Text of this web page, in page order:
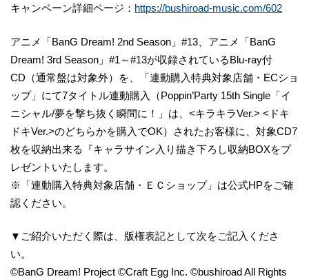
キャンペーン詳細ページ： https://bushiroad-music.com/602
アニメ「BanG Dream! 2nd Season」#13、アニメ「BanG
Dream! 3rd Season」#1～#13が収録されているBlu-ray付
CD（通常盤は対象外）を、「連動購入特典対象店舗・ECショ
ップ」にて7タイトル連動購入（Poppin’Party 15th Single「イ
ニシャル/夢を撃ち抜く瞬間に！」は、<キラキラVer.> <ドキ
ドキVer.>のどちらかを購入でOK）されたお客様に、対象CD7
枚を収納出来る『キャラサイン入り描き下ろし収納BOXをプ
レゼントいたします。
※「連動購入特典対象店舗・ＥＣショップ」は公式HPをご確
認ください。
▼ご紹介いただく際は、版権表記として次をご記入くださ
い。
©BanG Dream! Project ©Craft Egg Inc. ©bushiroad All Rights